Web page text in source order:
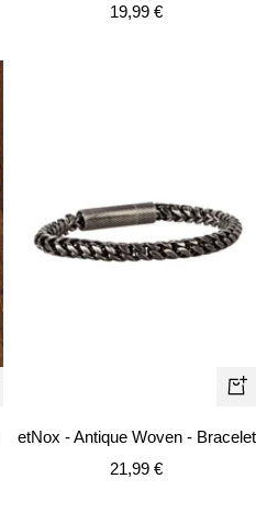
Prix
19,99 €
etNox - Antique Woven - Bracelet
Prix
21,99 €